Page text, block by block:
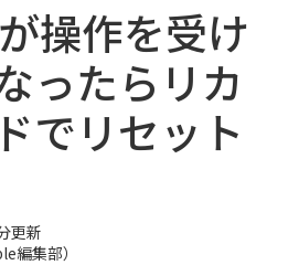
操作を受け
ったらリカ
でリセット
更新
編集部）